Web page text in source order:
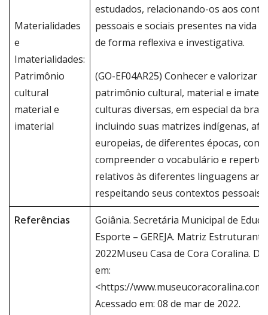
Materialidades
e
Imaterialidades:
Patrimônio
cultural
material e
imaterial
estudados, relacionando-os aos
pessoais e sociais presentes na vida
de forma reflexiva e investigativa.
(GO-EF04AR25) Conhecer e valorizar o
patrimônio cultural, material e
culturas diversas, em especial da
incluindo suas matrizes indígenas,
europeias, de diferentes épocas,
compreender o vocabulário e
relativos às diferentes linguagens
respeitando seus contextos pessoais
Referências
Goiânia. Secretária Municipal de
Esporte – GEREJA. Matriz Estruturante
2022Museu Casa de Cora Coralina.
em:
<https://
Acessado em: 08 de mar de 2022.